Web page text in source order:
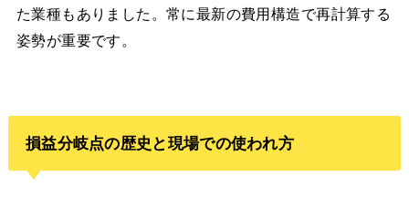
た業種もありました。常に最新の費用構造で再計算する
姿勢が重要です。
損益分岐点の歴史と現場での使われ方